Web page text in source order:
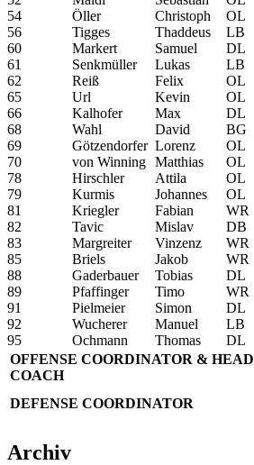
54
Öller Christoph OL
56
Tigges Thaddeus LB
60
Markert Samuel DL
61
Senkmüller Lukas LB
62
Reiß Felix OL
65
Url Kevin OL
66
Kalhofer Max DL
68
Wahl David BG
69
Götzendorfer Lorenz OL
70
von Winning Matthias OL
78
Hirschler Attila OL
79
Kurmis Johannes OL
81
Kriegler Fabian WR
82
Tavic Mislav DB
83
Margreiter Vinzenz WR
85
Briels Jakob WR
88
Gaderbauer Tobias DL
89
Pfaffinger Timo WR
91
Pielmeier Simon DL
92
Wucherer Manuel LB
95
Ochmann Thomas DL
OFFENSE COORDINATOR & HEAD
COACH
DEFENSE COORDINATOR
Archiv